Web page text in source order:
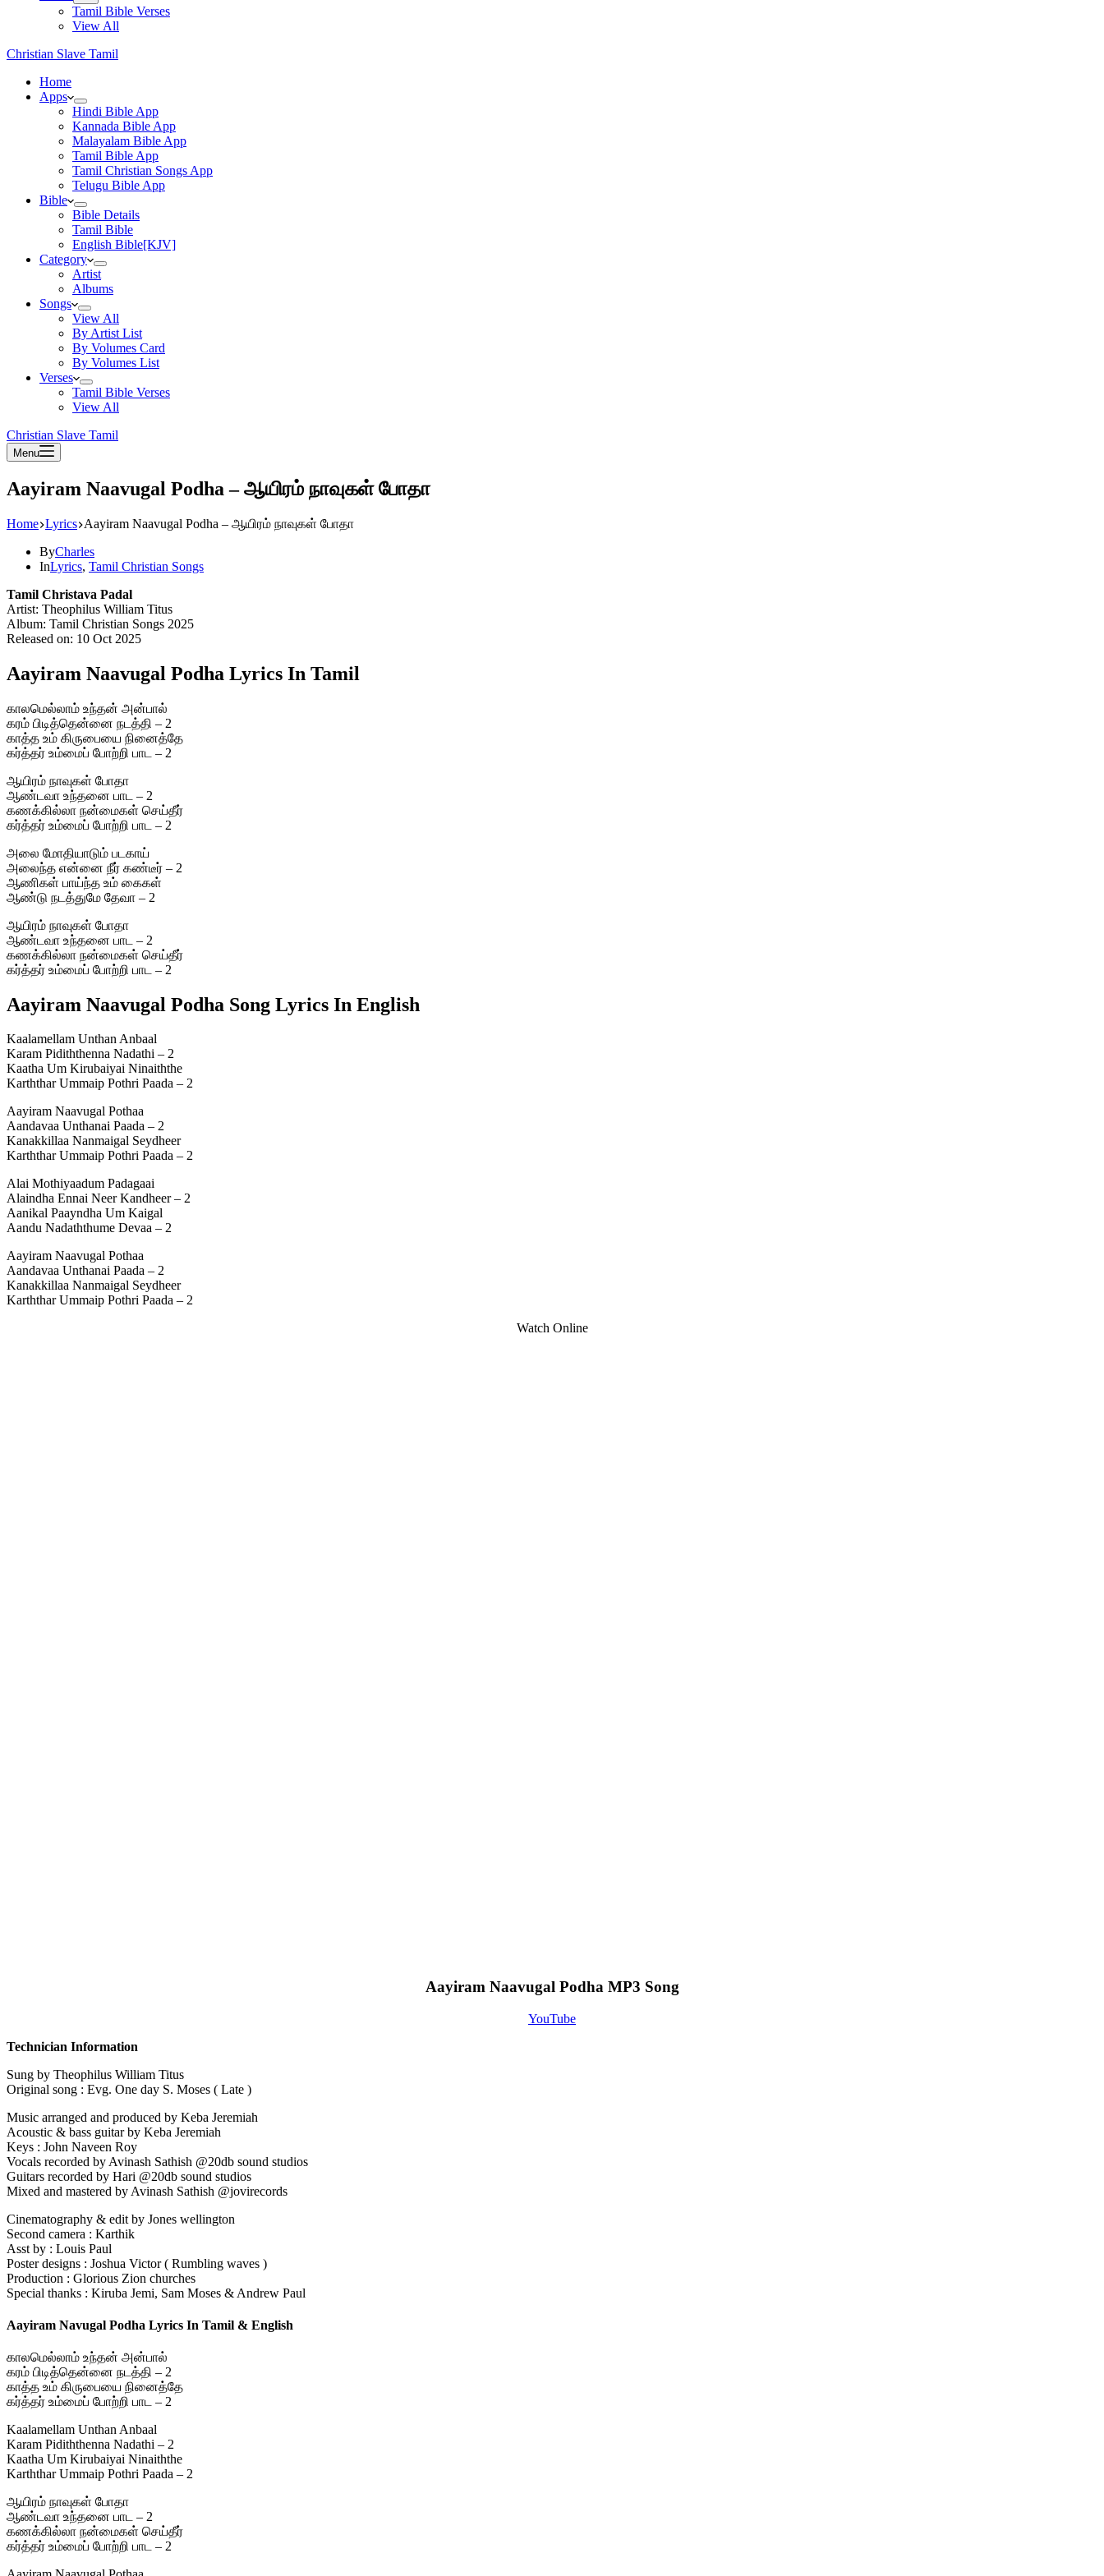
Tamil Bible Verses
View All
Christian Slave Tamil
Home
Apps
Hindi Bible App
Kannada Bible App
Malayalam Bible App
Tamil Bible App
Tamil Christian Songs App
Telugu Bible App
Bible
Bible Details
Tamil Bible
English Bible[KJV]
Category
Artist
Albums
Songs
View All
By Artist List
By Volumes Card
By Volumes List
Verses
Tamil Bible Verses
View All
Christian Slave Tamil
Menu
Aayiram Naavugal Podha – ஆயிரம் நாவுகள் போதா
Home Lyrics Aayiram Naavugal Podha – ஆயிரம் நாவுகள் போதா
ByCharles
InLyrics, Tamil Christian Songs
Tamil Christava Padal
Artist: Theophilus William Titus
Album: Tamil Christian Songs 2025
Released on: 10 Oct 2025
Aayiram Naavugal Podha Lyrics In Tamil
காலமெல்லாம் உந்தன் அன்பால்
கரம் பிடித்தென்னை நடத்தி – 2
காத்த உம் கிருபையை நினைத்தே
கர்த்தர் உம்மைப் போற்றி பாட – 2
ஆயிரம் நாவுகள் போதா
ஆண்டவா உந்தனை பாட – 2
கணக்கில்லா நன்மைகள் செய்தீர்
கர்த்தர் உம்மைப் போற்றி பாட – 2
அலை மோதியாடும் படகாய்
அலைந்த என்னை நீர் கண்டீர் – 2
ஆணிகள் பாய்ந்த உம் கைகள்
ஆண்டு நடத்துமே தேவா – 2
ஆயிரம் நாவுகள் போதா
ஆண்டவா உந்தனை பாட – 2
கணக்கில்லா நன்மைகள் செய்தீர்
கர்த்தர் உம்மைப் போற்றி பாட – 2
Aayiram Naavugal Podha Song Lyrics In English
Kaalamellam Unthan Anbaal
Karam Pidiththenna Nadathi – 2
Kaatha Um Kirubaiyai Ninaiththe
Karththar Ummaip Pothri Paada – 2
Aayiram Naavugal Pothaa
Aandavaa Unthanai Paada – 2
Kanakkillaa Nanmaigal Seydheer
Karththar Ummaip Pothri Paada – 2
Alai Mothiyaadum Padagaai
Alaindha Ennai Neer Kandheer – 2
Aanikal Paayndha Um Kaigal
Aandu Nadaththume Devaa – 2
Aayiram Naavugal Pothaa
Aandavaa Unthanai Paada – 2
Kanakkillaa Nanmaigal Seydheer
Karththar Ummaip Pothri Paada – 2
Watch Online
Aayiram Naavugal Podha MP3 Song
YouTube
Technician Information
Sung by Theophilus William Titus
Original song : Evg. One day S. Moses ( Late )
Music arranged and produced by Keba Jeremiah
Acoustic & bass guitar by Keba Jeremiah
Keys : John Naveen Roy
Vocals recorded by Avinash Sathish @20db sound studios
Guitars recorded by Hari @20db sound studios
Mixed and mastered by Avinash Sathish @jovirecords
Cinematography & edit by Jones wellington
Second camera : Karthik
Asst by : Louis Paul
Poster designs : Joshua Victor ( Rumbling waves )
Production : Glorious Zion churches
Special thanks : Kiruba Jemi, Sam Moses & Andrew Paul
Aayiram Navugal Podha Lyrics In Tamil & English
காலமெல்லாம் உந்தன் அன்பால்
கரம் பிடித்தென்னை நடத்தி – 2
காத்த உம் கிருபையை நினைத்தே
கர்த்தர் உம்மைப் போற்றி பாட – 2
Kaalamellam Unthan Anbaal
Karam Pidiththenna Nadathi – 2
Kaatha Um Kirubaiyai Ninaiththe
Karththar Ummaip Pothri Paada – 2
ஆயிரம் நாவுகள் போதா
ஆண்டவா உந்தனை பாட – 2
கணக்கில்லா நன்மைகள் செய்தீர்
கர்த்தர் உம்மைப் போற்றி பாட – 2